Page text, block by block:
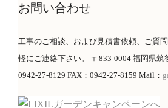
お問い合わせ
工事のご相談、および見積書依頼、ご質
軽にご連絡下さい。 〒833-0004 福岡県筑
0942-27-8129 FAX：0942-27-8159 Mail：